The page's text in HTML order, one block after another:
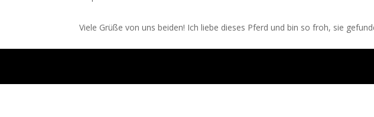
Viele Grüße von uns beiden! Ich liebe dieses Pferd und bin so froh, sie